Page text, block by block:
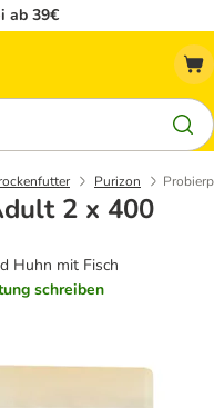
ab 39€
Purizon
2 x 400
Huhn mit Fisch
schreiben